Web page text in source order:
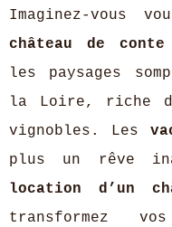
Imaginez-vous
château de
les paysages
la Loire, riche
vignobles. Les
plus un rêve
location d’un
transformez